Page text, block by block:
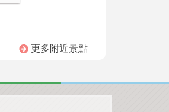
更多附近景點